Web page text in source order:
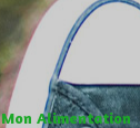
Mon Alimentation